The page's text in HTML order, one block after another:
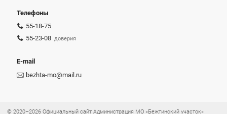
Телефоны
55-18-75
55-23-08 доверия
E-mail
bezhta-mo@mail.ru
© 2020–2026 Официальный сайт Администрация МО «Бежтинский участок»